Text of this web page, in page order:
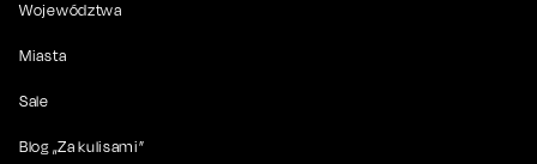
Województwa
Miasta
Sale
Blog „Za kulisami”